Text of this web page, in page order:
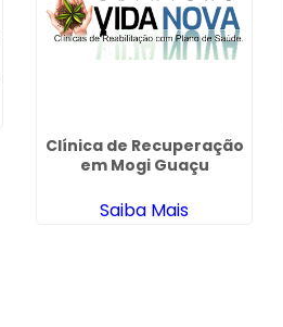
Clínica de Recuperação
em Mogi Guaçu
Saiba Mais